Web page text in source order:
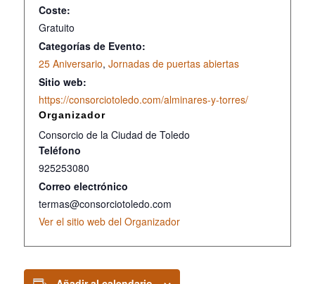
Coste:
Gratuito
Categorías de Evento:
25 Aniversario, Jornadas de puertas abiertas
Sitio web:
https://consorciotoledo.com/alminares-y-torres/
Organizador
Consorcio de la Ciudad de Toledo
Teléfono
925253080
Correo electrónico
termas@consorciotoledo.com
Ver el sitio web del Organizador